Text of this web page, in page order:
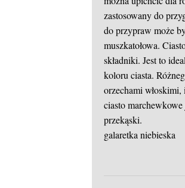
zastosowany do
do przypraw może
muszkatołowa.
składniki. Jest to
koloru ciasta.
orzechami
ciasto
przekąski.
galaretka niebieska